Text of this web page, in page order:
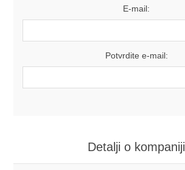
E-mail:
Potvrdite e-mail:
Detalji o kompaniji